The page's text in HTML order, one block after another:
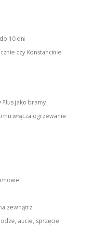
10 dni
czy Konstancinie
jako bramy
włącza ogrzewanie
zewnątrz
aucie, sprzęcie